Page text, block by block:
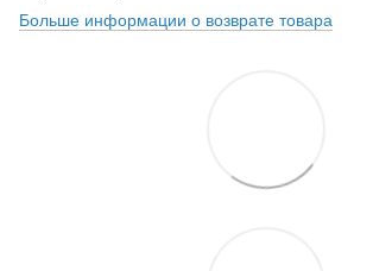
Больше информации о возврате товара